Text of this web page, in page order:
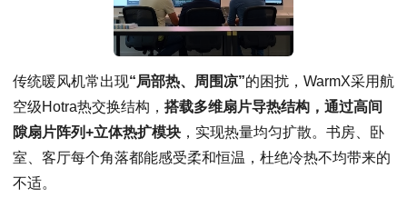
传统暖风机常出现“局部热、周围凉”的困扰，WarmX采用航
空级Hotra热交换结构， 搭载多维扇片导热结构，通过高间
隙扇片阵列+立体热扩模块 ，实现热量均匀扩散。书房、卧
室、客厅每个角落都能感受柔和恒温，杜绝冷热不均带来的
不适。